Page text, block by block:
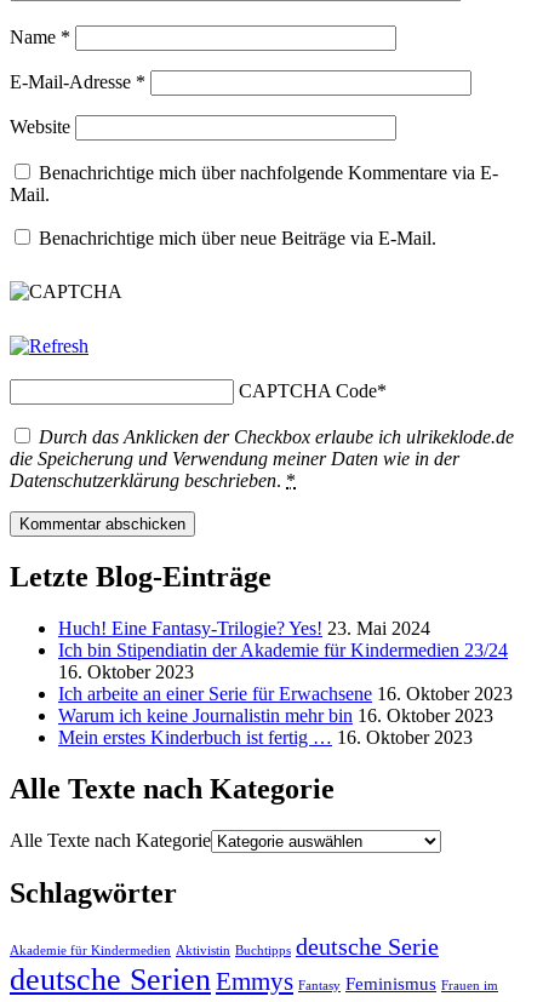
Name *
E-Mail-Adresse *
Website
Benachrichtige mich über nachfolgende Kommentare via E-
Mail.
Benachrichtige mich über neue Beiträge via E-Mail.
CAPTCHA Code*
Durch das Anklicken der Checkbox erlaube ich ulrikeklode.de
die Speicherung und Verwendung meiner Daten wie in der
Datenschutzerklärung beschrieben. *
Letzte Blog-Einträge
Huch! Eine Fantasy-Trilogie? Yes! 23. Mai 2024
Ich bin Stipendiatin der Akademie für Kindermedien 23/24
16. Oktober 2023
Ich arbeite an einer Serie für Erwachsene 16. Oktober 2023
Warum ich keine Journalistin mehr bin 16. Oktober 2023
Mein erstes Kinderbuch ist fertig … 16. Oktober 2023
Alle Texte nach Kategorie
Alle Texte nach Kategorie
Schlagwörter
Akademie für Kindermedien Aktivistin Buchtipps deutsche Serie
deutsche Serien Emmys Fantasy Feminismus Frauen im